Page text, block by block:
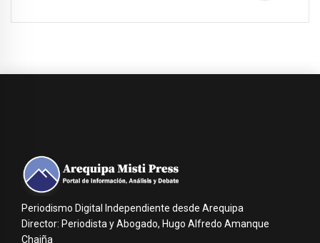
Periodismo Digital Independiente desde Arequipa
Director: Periodista y Abogado, Hugo Alfredo Amanque
Chaiña